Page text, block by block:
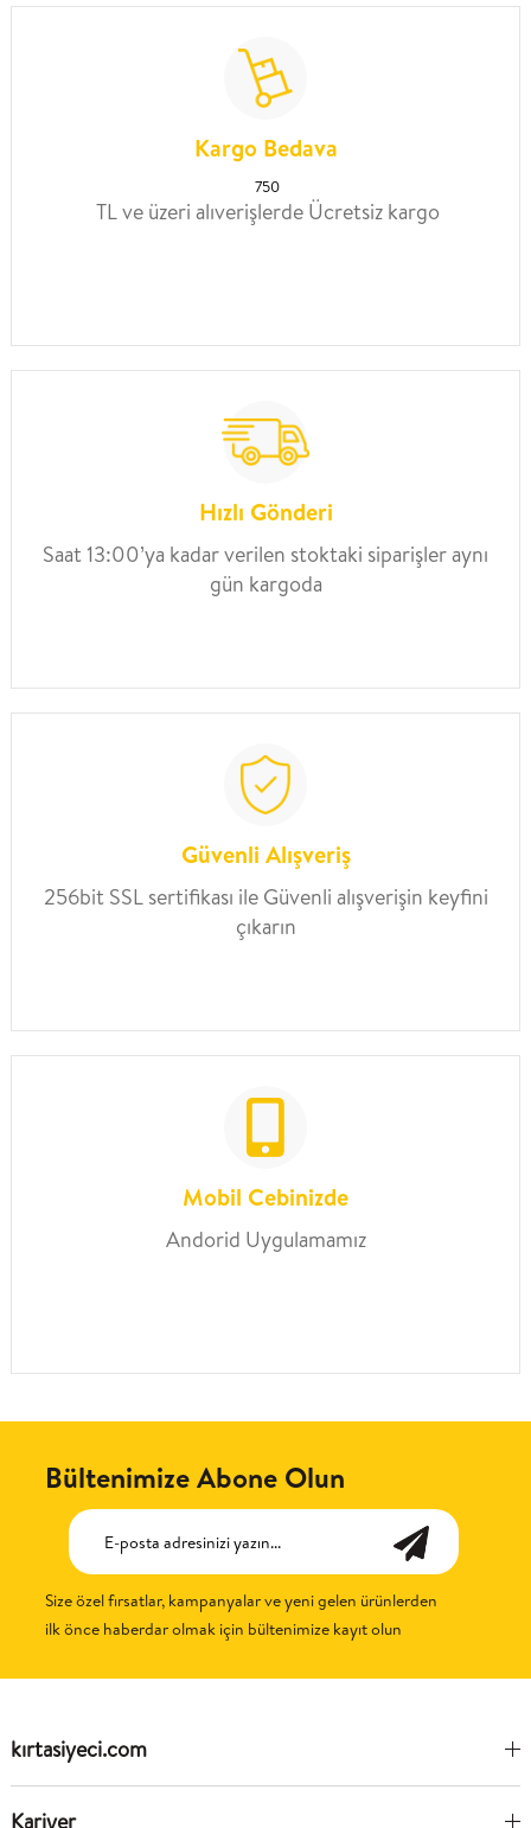
Kargo Bedava
750
TL ve üzeri alıverişlerde Ücretsiz kargo
Hızlı Gönderi
Saat 13:00’ya kadar verilen stoktaki siparişler aynı
gün kargoda
Güvenli Alışveriş
256bit SSL sertifikası ile Güvenli alışverişin keyfini
çıkarın
Mobil Cebinizde
Andorid Uygulamamız
Bültenimize Abone Olun
Size özel fırsatlar, kampanyalar ve yeni gelen ürünlerden
ilk önce haberdar olmak için bültenimize kayıt olun
kırtasiyeci.com
Kariyer